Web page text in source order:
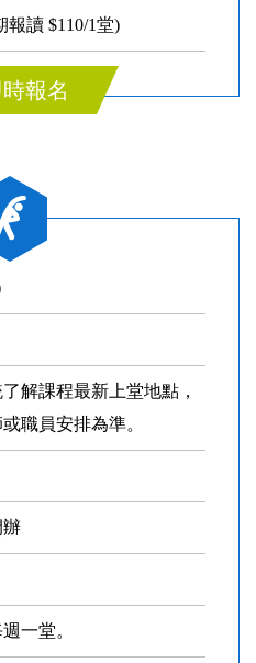
報讀 $110/1堂)
報名
解課程最新上堂地點，
職員安排為準。
辦
一堂。